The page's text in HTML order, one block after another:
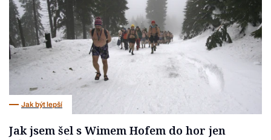
Jak být lepší
Jak jsem šel s Wimem Hofem do hor jen